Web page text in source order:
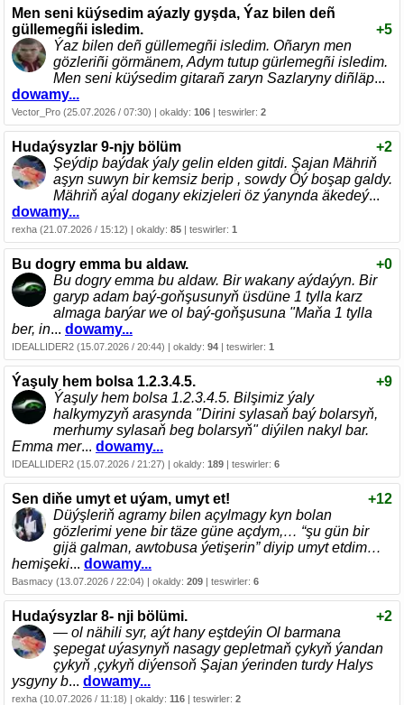
Men seni küýsedim aýazly gyşda, Ýaz bilen deñ
güllemegñi isledim.
+5
Ýaz bilen deñ güllemegñi isledim. Oñaryn men
gözleriñi görmänem, Adym tutup gürlemegñi isledim.
Men seni küýsedim gitarañ zaryn Sazlaryny diñläp...
dowamy...
Vector_Pro (25.07.2026 / 07:30) | okaldy: 106 | teswirler: 2
Hudaýsyzlar 9-njy bölüm
+2
Şeýdip baýdak ýaly gelin elden gitdi. Şajan Mähriň
aşyn suwyn bir kemsiz berip , sowdy Öý boşap galdy.
Mähriň aýal dogany ekizjeleri öz ýanynda äkedeý...
dowamy...
rexha (21.07.2026 / 15:12) | okaldy: 85 | teswirler: 1
Bu dogry emma bu aldaw.
+0
Bu dogry emma bu aldaw. Bir wakany aýdaýyn. Bir
garyp adam baý-goňşusunyň üsdüne 1 tylla karz
almaga barýar we ol baý-goňşusuna "Maňa 1 tylla
ber, in... dowamy...
IDEALLIDER2 (15.07.2026 / 20:44) | okaldy: 94 | teswirler: 1
Ýaşuly hem bolsa 1.2.3.4.5.
+9
Ýaşuly hem bolsa 1.2.3.4.5. Bilşimiz ýaly
halkymyzyň arasynda "Dirini sylasaň baý bolarsyň,
merhumy sylasaň beg bolarsyň" diýilen nakyl bar.
Emma mer... dowamy...
IDEALLIDER2 (15.07.2026 / 21:27) | okaldy: 189 | teswirler: 6
Sen diňe umyt et uýam, umyt et!
+12
Düýşleriň agramy bilen açylmagy kyn bolan
gözlerimi yene bir täze güne açdym,… “şu gün bir
gijä galman, awtobusa ýetişerin” diyip umyt etdim…
hemişeki... dowamy...
Basmacy (13.07.2026 / 22:04) | okaldy: 209 | teswirler: 6
Hudaýsyzlar 8- nji bölümi.
+2
— ol nähili syr, aýt hany eştdeýin Ol barmana
şepegat uýasynyň nasagy gepletmaň çykyň ýandan
çykyň ,çykyň diýensoň Şajan ýerinden turdy Halys
ysgyny b... dowamy...
rexha (10.07.2026 / 11:18) | okaldy: 116 | teswirler: 2